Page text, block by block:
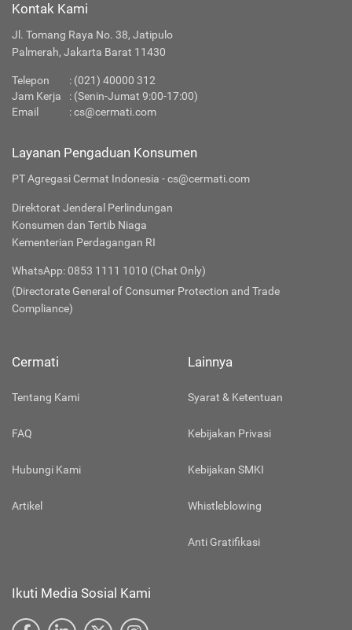
Kontak Kami
Jl. Tomang Raya No. 38, Jatipulo
Palmerah, Jakarta Barat 11430
Telepon : (021) 40000 312
Jam Kerja
: (Senin-Jumat 9:00-17:00)
Email
:cs@cermati.com
Layanan Pengaduan Konsumen
PT Agregasi Cermat Indonesia - cs@cermati.com
Direktorat Jenderal Perlindungan
Konsumen dan Tertib Niaga
Kementerian Perdagangan RI
WhatsApp: 0853 1111 1010 (Chat Only)
(Directorate General of Consumer Protection and Trade
Compliance)
Cermati
Tentang Kami
FAQ
Hubungi Kami
Artikel
Lainnya
Syarat & Ketentuan
Kebijakan Privasi
Kebijakan SMKI
Whistleblowing
Anti Gratifikasi
Ikuti Media Sosial Kami